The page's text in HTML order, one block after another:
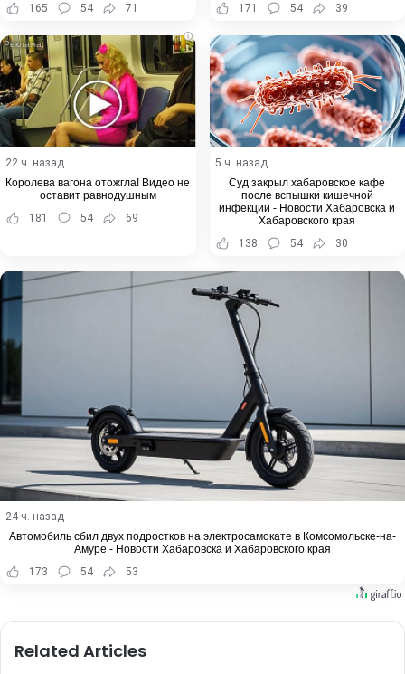
165 54 71 171 54 39
i
22 ч. назад
Королева вагона отожгла! Видео не
оставит равнодушным
181
54 69
5 ч. назад
Суд закрыл хабаровское кафе
после вспышки кишечной
инфекции - Новости Хабаровска и
Хабаровского края
138
54 30
24 ч. назад
Автомобиль сбил двух подростков на электросамокате в Комсомольске-на-
Амуре - Новости Хабаровска и Хабаровского края
173
54 53
Related Articles